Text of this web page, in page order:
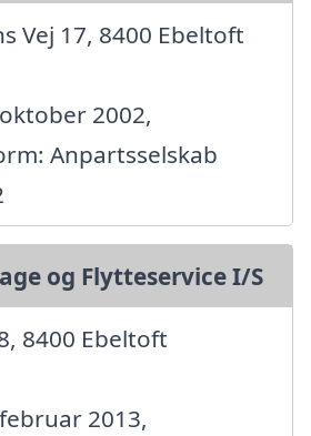
Vej 17, 8400 Ebeltoft
2002,
Anpartsselskab
og Flytteservice I/S
8400 Ebeltoft
2013,